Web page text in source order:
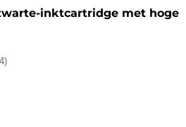
inktcartridge met hoge